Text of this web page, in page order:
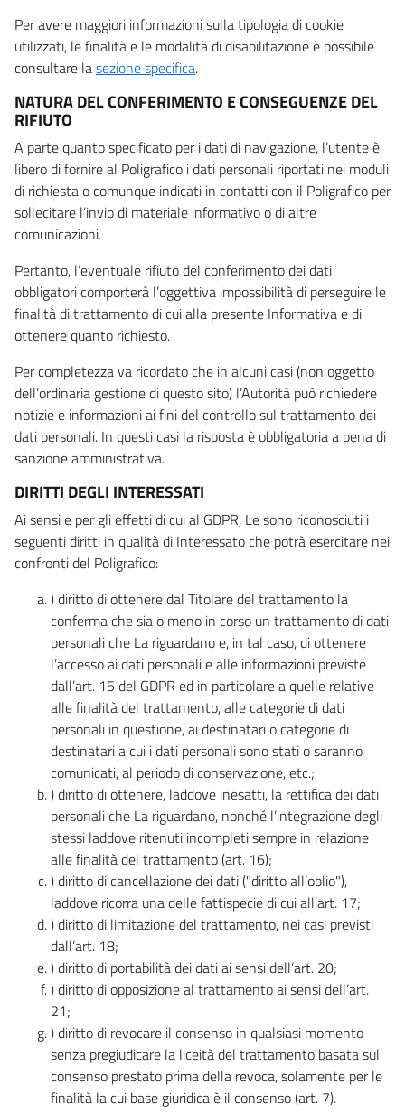
Per avere maggiori informazioni sulla tipologia di cookie
utilizzati, le finalità e le modalità di disabilitazione è possibile
consultare lasezione specifica.
NATURA DEL CONFERIMENTO E CONSEGUENZE DEL
RIFIUTO
A parte quanto specificato per i dati di navigazione, l’utente è
libero di fornire al Poligrafico i dati personali riportati nei moduli
di richiesta o comunque indicati in contatti con il Poligrafico per
sollecitare l’invio di materiale informativo o di altre
comunicazioni.
Pertanto, l’eventuale rifiuto del conferimento dei dati
obbligatori comporterà l’oggettiva impossibilità di perseguire le
finalità di trattamento di cui alla presente Informativa e di
ottenere quanto richiesto.
Per completezza va ricordato che in alcuni casi (non oggetto
dell’ordinaria gestione di questo sito) l’Autorità può richiedere
notizie e informazioni ai fini del controllo sul trattamento dei
dati personali. In questi casi la risposta è obbligatoria a pena di
sanzione amministrativa.
DIRITTI DEGLI INTERESSATI
Ai sensi e per gli effetti di cui al GDPR, Le sono riconosciuti i
seguenti diritti in qualità di Interessato che potrà esercitare nei
confronti del Poligrafico:
) diritto di ottenere dal Titolare del trattamento la
conferma che sia o meno in corso un trattamento di dati
personali che La riguardano e, in tal caso, di ottenere
l’accesso ai dati personali e alle informazioni previste
dall’art. 15 del GDPR ed in particolare a quelle relative
alle finalità del trattamento, alle categorie di dati
personali in questione, ai destinatari o categorie di
destinatari a cui i dati personali sono stati o saranno
comunicati, al periodo di conservazione, etc.;
) diritto di ottenere, laddove inesatti, la rettifica dei dati
personali che La riguardano, nonché l’integrazione degli
stessi laddove ritenuti incompleti sempre in relazione
alle finalità del trattamento (art. 16);
) diritto di cancellazione dei dati ("diritto all’oblio"),
laddove ricorra una delle fattispecie di cui all’art. 17;
) diritto di limitazione del trattamento, nei casi previsti
dall’art. 18;
) diritto di portabilità dei dati ai sensi dell’art. 20;
) diritto di opposizione al trattamento ai sensi dell’art.
21;
) diritto di revocare il consenso in qualsiasi momento
senza pregiudicare la liceità del trattamento basata sul
consenso prestato prima della revoca, solamente per le
finalità la cui base giuridica è il consenso (art. 7).